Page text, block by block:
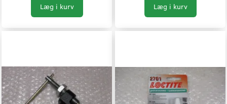
Læg i kurv Læg i kurv